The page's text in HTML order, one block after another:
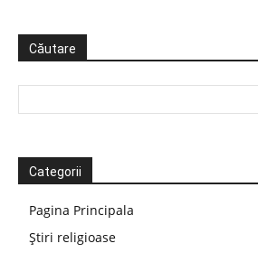
Căutare
Categorii
Pagina Principala
Știri religioase